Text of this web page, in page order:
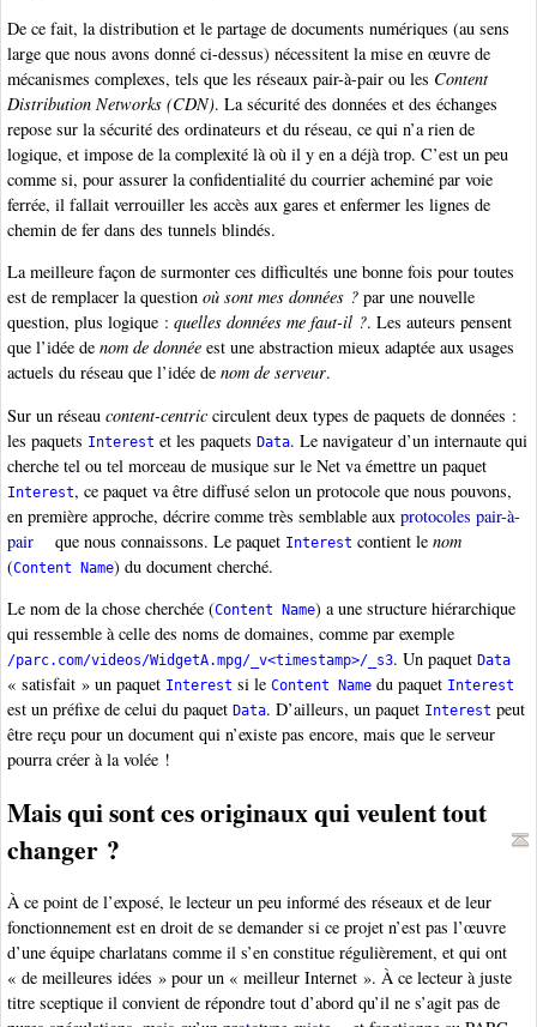
De ce fait, la distribution et le partage de documents numériques (au sens
large que nous avons donné ci-dessus) nécessitent la mise en œuvre de
mécanismes complexes, tels que les réseaux pair-à-pair ou les Content
Distribution Networks (CDN). La sécurité des données et des échanges
repose sur la sécurité des ordinateurs et du réseau, ce qui n’a rien de
logique, et impose de la complexité là où il y en a déjà trop. C’est un peu
comme si, pour assurer la confidentialité du courrier acheminé par voie
ferrée, il fallait verrouiller les accès aux gares et enfermer les lignes de
chemin de fer dans des tunnels blindés.
La meilleure façon de surmonter ces difficultés une bonne fois pour toutes
est de remplacer la question où sont mes données ? par une nouvelle
question, plus logique : quelles données me faut-il ?. Les auteurs pensent
que l’idée de nom de donnée est une abstraction mieux adaptée aux usages
actuels du réseau que l’idée de nom de serveur.
Sur un réseau content-centric circulent deux types de paquets de données :
les paquets Interest et les paquets Data. Le navigateur d’un internaute qui
cherche tel ou tel morceau de musique sur le Net va émettre un paquet
Interest, ce paquet va être diffusé selon un protocole que nous pouvons,
en première approche, décrire comme très semblable aux protocoles pair-à-
pair
que nous connaissons. Le paquet Interest contient le nom
(Content Name) du document cherché.
Le nom de la chose cherchée (Content Name) a une structure hiérarchique
qui ressemble à celle des noms de domaines, comme par exemple
/parc.com/videos/WidgetA.mpg/_v<timestamp>/_s3. Un paquet Data
« satisfait » un paquet Interest si le Content Name du paquet Interest
est un préfixe de celui du paquet Data. D’ailleurs, un paquet Interest peut
être reçu pour un document qui n’existe pas encore, mais que le serveur
pourra créer à la volée !
Mais qui sont ces originaux qui veulent tout
changer ?
À ce point de l’exposé, le lecteur un peu informé des réseaux et de leur
fonctionnement est en droit de se demander si ce projet n’est pas l’œuvre
d’une équipe charlatans comme il s’en constitue régulièrement, et qui ont
« de meilleures idées » pour un « meilleur Internet ». À ce lecteur à juste
titre sceptique il convient de répondre tout d’abord qu’il ne s’agit pas de